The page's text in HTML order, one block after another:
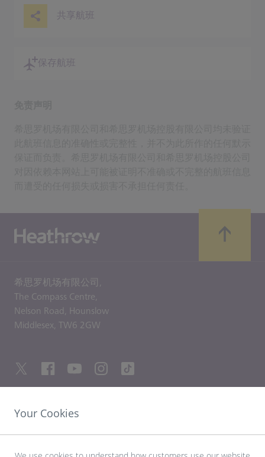
共享航班
保存航班
希思罗机场有限公司,
The Compass Centre,
Nelson Road, Hounslow
Middlesex, TW6 2GW
友情链接
探索希思罗机场
Your Cookies